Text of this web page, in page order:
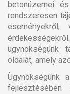
betonüzemei
rendszeresen
ügynökségünk
oldalát, amely
Ügynökségünk